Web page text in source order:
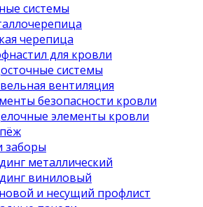
системы
черепица
для кровли
системы
вентиляция
безопасности кровли
элементы кровли
заборы
металлический
виниловый
и несущий профлист